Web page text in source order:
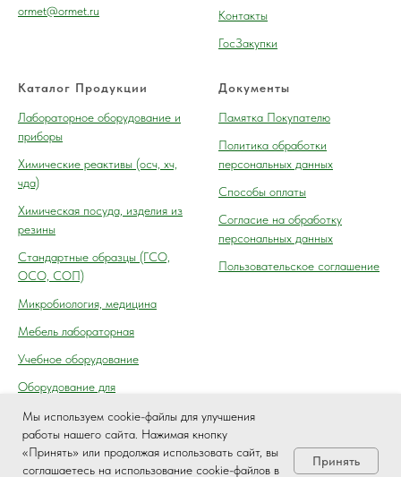
Мы используем cookie-файлы для улучшения
работы нашего сайта. Нажимая кнопку
«Принять» или продолжая использовать сайт, вы
соглашаетесь на использование cookie-файлов в
Принять
ormet@ormet.ru
Контакты
ГосЗакупки
Каталог Продукции
Лабораторное оборудование и
приборы
Химические реактивы (осч, хч,
чда)
Химическая посуда, изделия из
резины
Cтандартные образцы (ГСО,
ОСО, СОП)
Микробиология, медицина
Мебель лабораторная
Учебное оборудование
Оборудование для
осмотра (контроля) ГАИ
Документы
Памятка Покупателю
Политика обработки
персональных данных
Способы оплаты
Согласие на обработку
персональных данных
Пользовательское соглашение